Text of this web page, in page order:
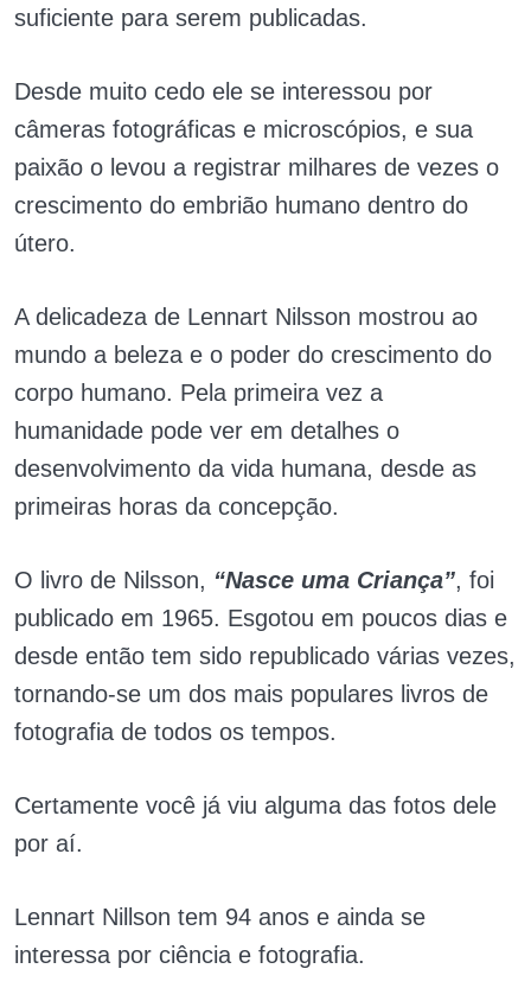
suficiente para serem publicadas.
Desde muito cedo ele se interessou por
câmeras fotográficas e microscópios, e sua
paixão o levou a registrar milhares de vezes o
crescimento do embrião humano dentro do
útero.
A delicadeza de Lennart Nilsson mostrou ao
mundo a beleza e o poder do crescimento do
corpo humano. Pela primeira vez a
humanidade pode ver em detalhes o
desenvolvimento da vida humana, desde as
primeiras horas da concepção.
O livro de Nilsson, “Nasce uma Criança”, foi
publicado em 1965. Esgotou em poucos dias e
desde então tem sido republicado várias vezes,
tornando-se um dos mais populares livros de
fotografia de todos os tempos.
Certamente você já viu alguma das fotos dele
por aí.
Lennart Nillson tem 94 anos e ainda se
interessa por ciência e fotografia.